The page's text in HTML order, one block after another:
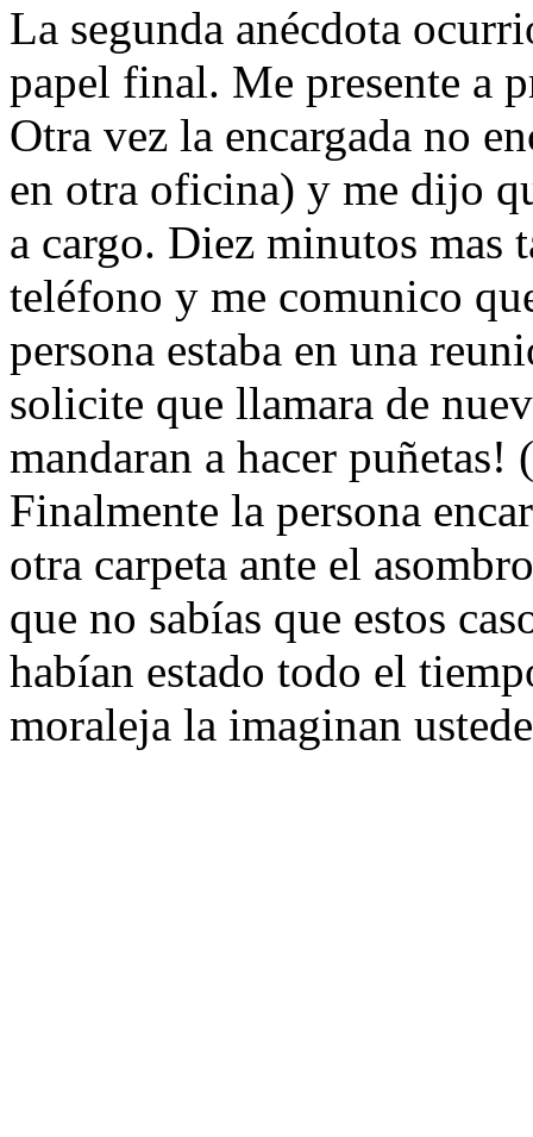
La segunda anécdota
papel final. Me presente a
Otra vez la encargada no
en otra oficina) y me dijo
a cargo. Diez minutos mas
teléfono y me comunico
persona estaba en una
solicite que llamara de
mandaran a hacer
Finalmente la persona
otra carpeta ante el
que no sabías que estos
habían estado todo el
moraleja la imaginan